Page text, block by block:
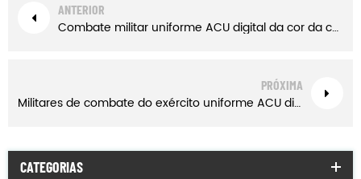
ANTERIOR
Combate militar uniforme ACU digital da cor da camuflagem do deserto
PRÓXIMA
Militares de combate do exército uniforme ACU digital da cor da floresta
CATEGORIAS